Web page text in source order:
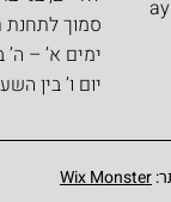
סמוך לתחנת
ימים א’ – ה’ בין
יום ו’ בין השעות 09:30
Wix Monster